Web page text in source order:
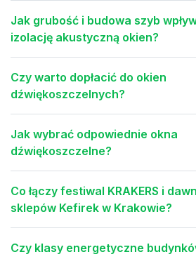
Jak grubość i budowa szyb
izolację akustyczną okien?
Czy warto dopłacić do okien
dźwiękoszczelnych?
Jak wybrać odpowiednie okna
dźwiękoszczelne?
Co łączy festiwal KRAKERS i
sklepów Kefirek w Krakowie?
Czy klasy energetyczne